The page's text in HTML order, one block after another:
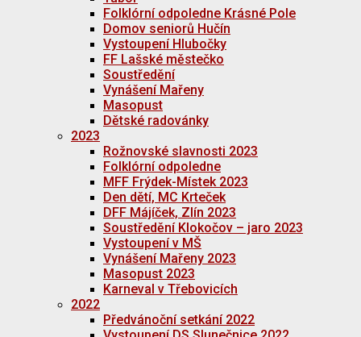
Folklórní odpoledne Krásné Pole
Domov seniorů Hučín
Vystoupení Hlubočky
FF Lašské městečko
Soustředění
Vynášení Mařeny
Masopust
Dětské radovánky
2023
Rožnovské slavnosti 2023
Folklórní odpoledne
MFF Frýdek-Místek 2023
Den dětí, MC Krteček
DFF Májíček, Zlín 2023
Soustředění Klokočov – jaro 2023
Vystoupení v MŠ
Vynášení Mařeny 2023
Masopust 2023
Karneval v Třebovicích
2022
Předvánoční setkání 2022